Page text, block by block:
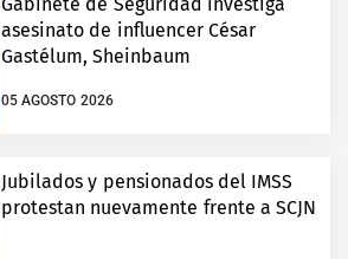
asesinato de influencer César
Gastélum, Sheinbaum
05 AGOSTO 2026
Jubilados y pensionados del IMSS
protestan nuevamente frente a SCJN